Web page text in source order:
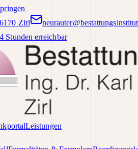
Zirl
Stunden erreichbar
Leistungen